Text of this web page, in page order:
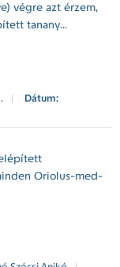
végre azt érzem,
tanany...
Dátum:
Oriolus-med-